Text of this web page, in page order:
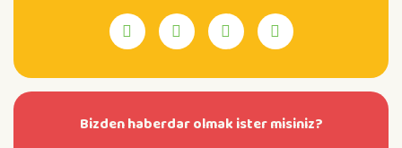
Bizden haberdar olmak ister misiniz?